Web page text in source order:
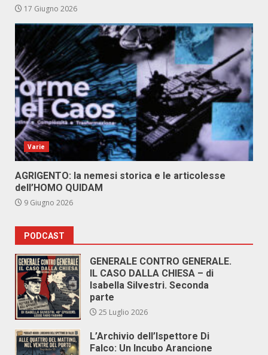
17 Giugno 2026
Varie
AGRIGENTO: la nemesi storica e le articolesse
dell’HOMO QUIDAM
9 Giugno 2026
PODCAST
GENERALE CONTRO GENERALE.
IL CASO DALLA CHIESA – di
Isabella Silvestri. Seconda
parte
25 Luglio 2026
L’Archivio dell’Ispettore Di
Falco: Un Incubo Arancione